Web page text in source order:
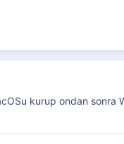
kurup ondan sonra